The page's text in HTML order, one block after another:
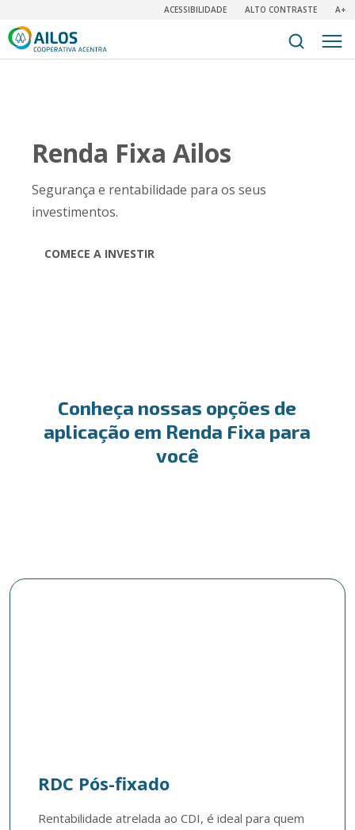
ACESSIBILIDADE ALTO CONTRASTE A+
Renda Fixa Ailos
Segurança e rentabilidade para os seus
investimentos.
COMECE A INVESTIR
Conheça nossas opções de
aplicação em Renda Fixa para
você
RDC Pós-fixado
Rentabilidade atrelada ao CDI, é ideal para quem